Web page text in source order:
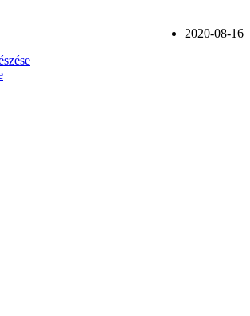
2020-08-16